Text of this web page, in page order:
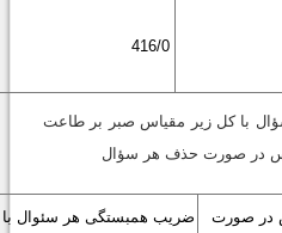
416/0
سؤال با کل زیر مقیاس صبر بر طاعت
در صورت حذف هر سؤال
در صورت
ضریب همبستگی هر سئوال با